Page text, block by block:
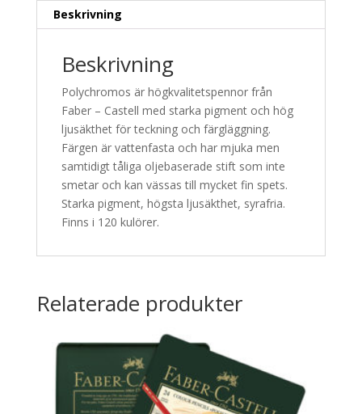
Beskrivning
Beskrivning
Polychromos är högkvalitetspennor från
Faber – Castell med starka pigment och hög
ljusäkthet för teckning och färgläggning.
Färgen är vattenfasta och har mjuka men
samtidigt tåliga oljebaserade stift som inte
smetar och kan vässas till mycket fin spets.
Starka pigment, högsta ljusäkthet, syrafria.
Finns i 120 kulörer.
Relaterade produkter